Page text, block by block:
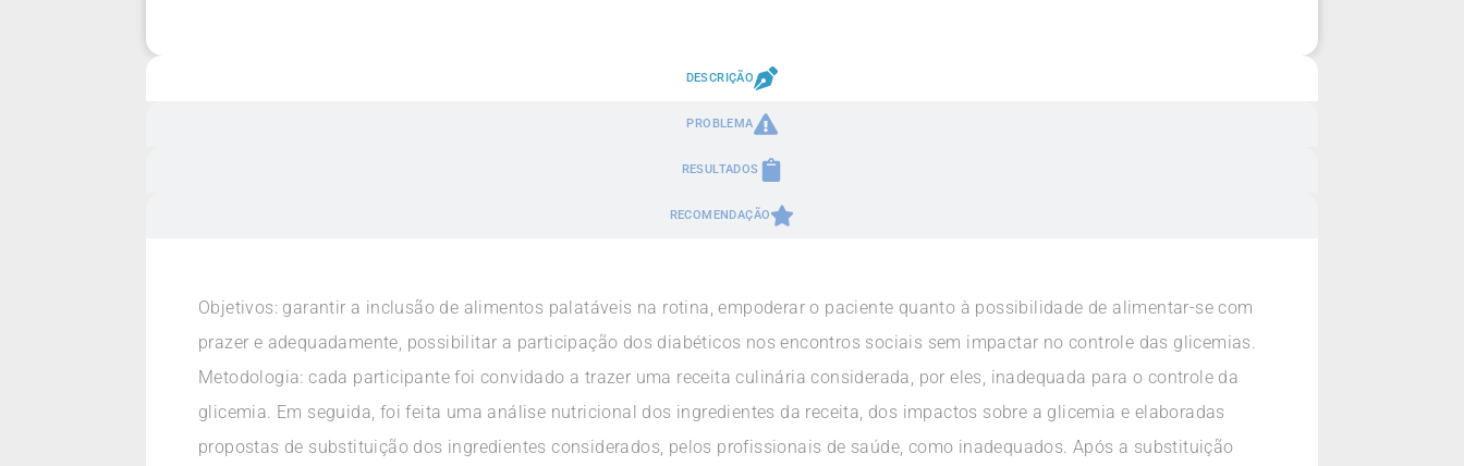
DESCRIÇÃO
PROBLEMA
RESULTADOS
RECOMENDAÇÃO
Objetivos: garantir a inclusão de alimentos palatáveis na rotina, empoderar o paciente quanto à possibilidade de alimentar-se com
prazer e adequadamente, possibilitar a participação dos diabéticos nos encontros sociais sem impactar no controle das glicemias.
Metodologia: cada participante foi convidado a trazer uma receita culinária considerada, por eles, inadequada para o controle da
glicemia. Em seguida, foi feita uma análise nutricional dos ingredientes da receita, dos impactos sobre a glicemia e elaboradas
propostas de substituição dos ingredientes considerados, pelos profissionais de saúde, como inadequados. Após a substituição